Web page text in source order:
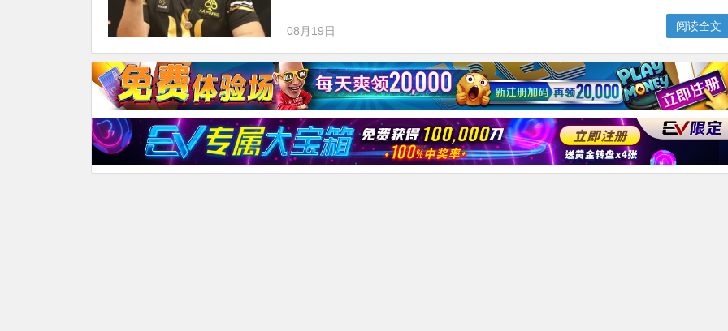
08月19日 阅读全文